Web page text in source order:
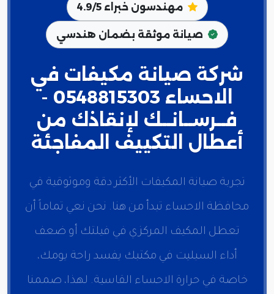
مهندسون خبراء 4.9/5
صيانة موثقة بضمان هندسي
شركة صيانة مكيفات في
الاحساء 0548815303 -
فــرســانــك لإنقاذك من
أعطال التكييف المفاجئة
تجربة صيانة المكيفات الأكثر دقة وموثوقية في
محافظة الاحساء تبدأ من هنا. نحن نعي تماماً أن
تعطل المكيف المركزي في فيلتك أو ضعف
أداء السبليت في مكتبك يفسد راحة يومك،
خاصة في حرارة الاحساء القاسية. لهذا، صممنا